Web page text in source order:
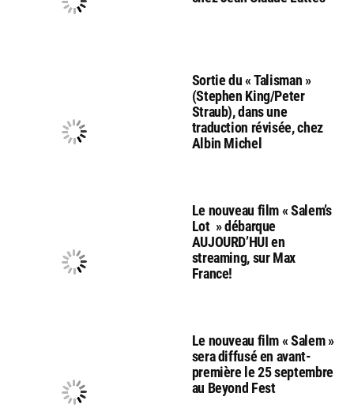
Sortie du « Talisman »
(Stephen King/Peter
Straub), dans une
traduction révisée, chez
Albin Michel
Le nouveau film « Salem’s
Lot » débarque
AUJOURD’HUI en
streaming, sur Max
France!
Le nouveau film « Salem »
sera diffusé en avant-
première le 25 septembre
au Beyond Fest